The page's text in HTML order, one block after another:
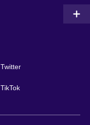
Twitter
TikTok